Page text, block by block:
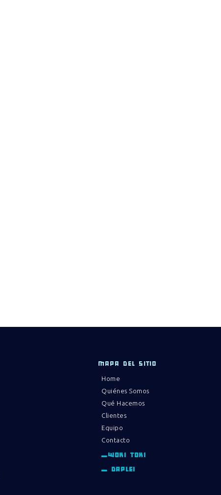
MAPA DEL SITIO
Home
Quiénes Somos
Qué Hacemos
Clientes
Equipo
Contacto
_WOKI TOKI
_ DAPLEI